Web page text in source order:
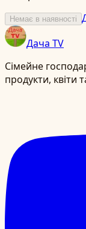
Немає в наявності
Дача TV
Сімейне
продукти, квіти